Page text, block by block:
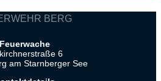
BERG
Feuerwache
6
am Starnberger See